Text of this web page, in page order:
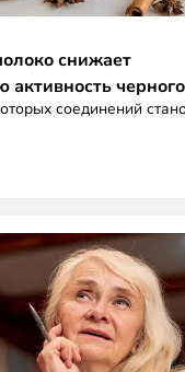
снижает
активность
соединений